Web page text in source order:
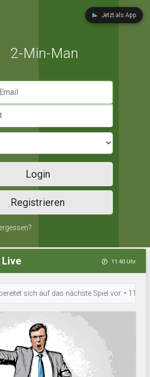
Jetzt als App
2-Min-Man
Login
Registrieren
11:40 Uhr
sich auf das nächste Spiel vor. • 11:38